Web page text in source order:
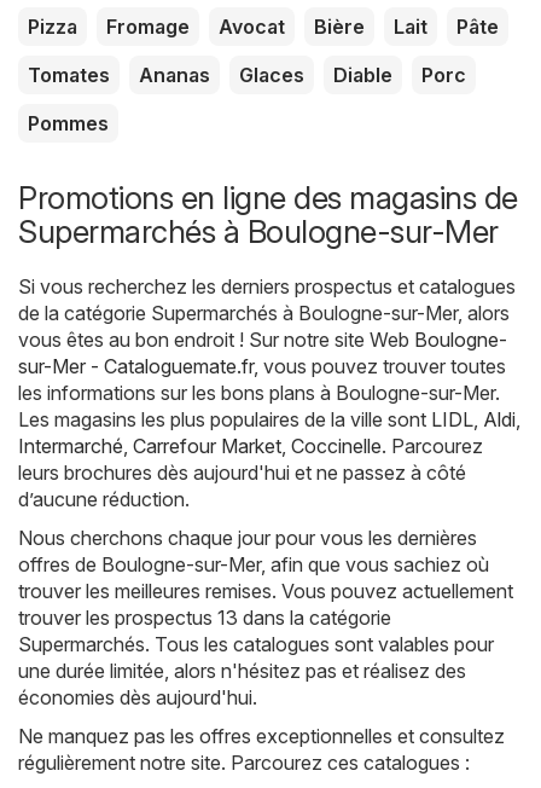
Pizza Fromage Avocat Bière Lait
Pâte
Tomates
Ananas Glaces Diable
Porc
Pommes
Promotions en ligne des magasins de
Supermarchés à Boulogne-sur-Mer
Si vous recherchez les derniers prospectus et catalogues
de la catégorie Supermarchés à Boulogne-sur-Mer, alors
vous êtes au bon endroit ! Sur notre site Web Boulogne-
sur-Mer - Cataloguemate.fr, vous pouvez trouver toutes
les informations sur les bons plans à Boulogne-sur-Mer.
Les magasins les plus populaires de la ville sont LIDL, Aldi,
Intermarché, Carrefour Market, Coccinelle. Parcourez
leurs brochures dès aujourd'hui et ne passez à côté
d’aucune réduction.
Nous cherchons chaque jour pour vous les dernières
offres de Boulogne-sur-Mer, afin que vous sachiez où
trouver les meilleures remises. Vous pouvez actuellement
trouver les prospectus 13 dans la catégorie
Supermarchés. Tous les catalogues sont valables pour
une durée limitée, alors n'hésitez pas et réalisez des
économies dès aujourd'hui.
Ne manquez pas les offres exceptionnelles et consultez
régulièrement notre site. Parcourez ces catalogues :